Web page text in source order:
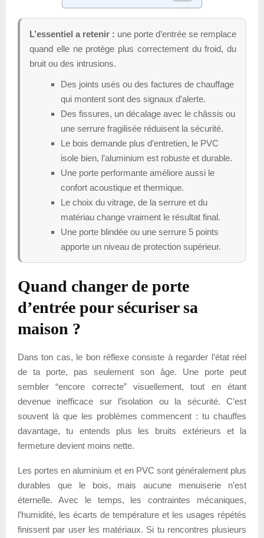
L’essentiel a retenir : une porte d’entrée se remplace
quand elle ne protège plus correctement du froid, du
bruit ou des intrusions.
Des joints usés ou des factures de chauffage
qui montent sont des signaux d’alerte.
Des fissures, un décalage avec le châssis ou
une serrure fragilisée réduisent la sécurité.
Le bois demande plus d’entretien, le PVC
isole bien, l’aluminium est robuste et durable.
Une porte performante améliore aussi le
confort acoustique et thermique.
Le choix du vitrage, de la serrure et du
matériau change vraiment le résultat final.
Une porte blindée ou une serrure 5 points
apporte un niveau de protection supérieur.
Quand changer de porte
d’entrée pour sécuriser sa
maison ?
Dans ton cas, le bon réflexe consiste à regarder l’état réel
de ta porte, pas seulement son âge. Une porte peut
sembler “encore correcte” visuellement, tout en étant
devenue inefficace sur l’isolation ou la sécurité. C’est
souvent là que les problèmes commencent : tu chauffes
davantage, tu entends plus les bruits extérieurs et la
fermeture devient moins nette.
Les portes en aluminium et en PVC sont généralement plus
durables que le bois, mais aucune menuiserie n’est
éternelle. Avec le temps, les contraintes mécaniques,
l’humidité, les écarts de température et les usages répétés
finissent par user les matériaux. Si tu rencontres plusieurs